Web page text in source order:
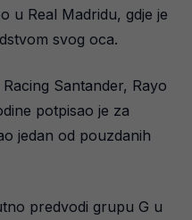
u Real Madridu, gdje je
svog oca.
Santander, Rayo
potpisao je za
jedan od pouzdanih
predvodi grupu G u